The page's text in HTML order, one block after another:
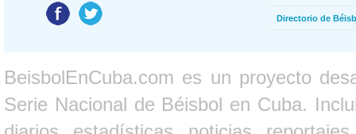
Directorio de
BeisbolEnCuba.com es un proyecto
Serie Nacional de Béisbol en Cuba.